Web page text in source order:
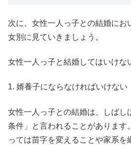
次に、女性一人っ子との結婚にお
女別に見ていきましょう。
女性一人っ子と結婚してはいけな
1. 婿養子にならなければいけない
女性一人っ子との結婚は、しばし
条件」と言われることがあります
っては苗字を変えることや家系を